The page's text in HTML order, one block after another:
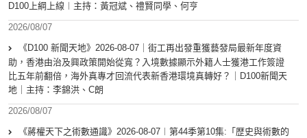
D100上綱上線︱主持：黃冠斌、禮賢同學、何亨
2026/08/07
《D100 新聞天地》2026-08-07｜街工再出發重獲藝發局最新年度資
助，香港由治及興政策開始從寬？入境數據顯示外籍人士獲港工作簽證
比五年前翻倍，海外真專才回流代表新香港環境真轉好？｜D100新聞天
地｜主持：李錦洪、C朗
2026/08/07
《蔣權天下之術數通識》2026-08-07︱第44季第10集:「歴史與術數的